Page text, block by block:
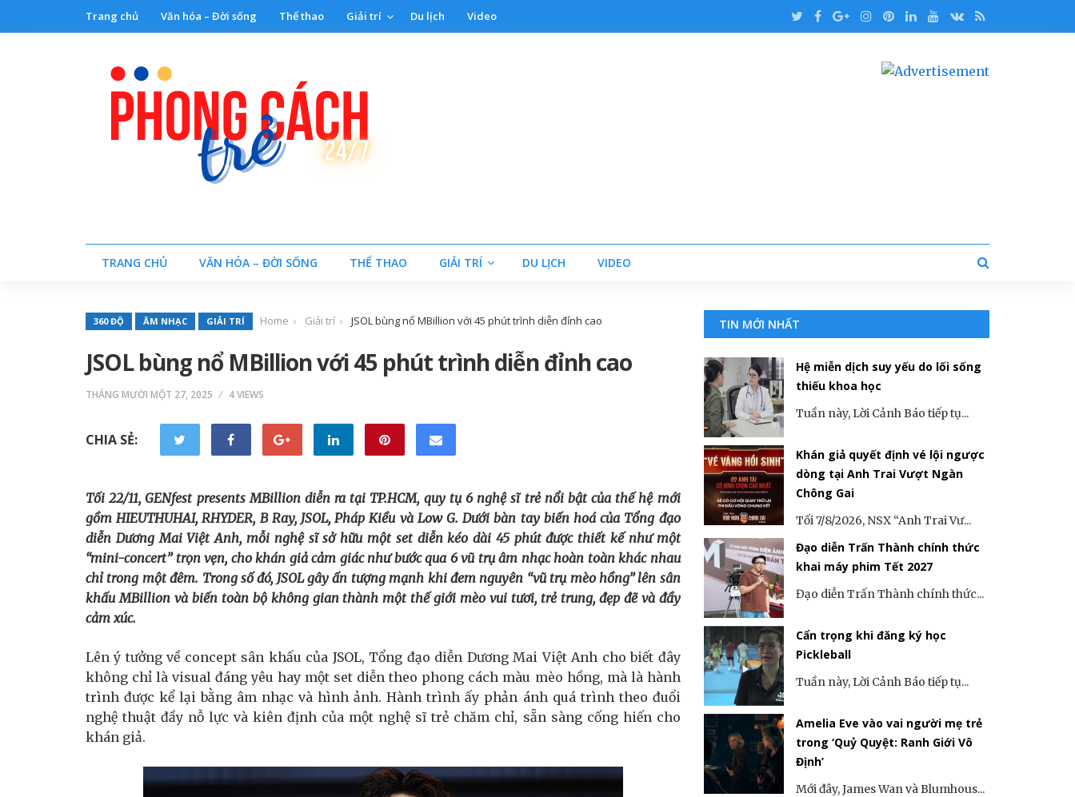
Trang chủ Văn hóa – Đời sống Thể thao Giải trí Du lịch Video
TRANG CHỦ VĂN HÓA – ĐỜI SỐNG THỂ THAO GIẢI TRÍ DU LỊCH VIDEO
360 ĐỘ ÂM NHẠC GIẢI TRÍ Home Giải trí JSOL bùng nổ MBillion với 45 phút trình diễn đỉnh cao
JSOL bùng nổ MBillion với 45 phút trình diễn đỉnh cao
THÁNG MƯỜI MỘT 27, 2025 4 VIEWS
CHIA SẺ:
Tối 22/11, GENfest presents MBillion diễn ra tại TP.HCM, quy tụ 6 nghệ sĩ trẻ nổi bật của thế hệ mới
gồm HIEUTHUHAI, RHYDER, B Ray, JSOL, Pháp Kiều và Low G. Dưới bàn tay biến hoá của Tổng đạo
diễn Dương Mai Việt Anh, mỗi nghệ sĩ sở hữu một set diễn kéo dài 45 phút được thiết kế như một
“mini-concert” trọn vẹn, cho khán giả cảm giác như bước qua 6 vũ trụ âm nhạc hoàn toàn khác nhau
chỉ trong một đêm. Trong số đó, JSOL gây ấn tượng mạnh khi đem nguyên “vũ trụ mèo hồng” lên sân
khấu MBillion và biến toàn bộ không gian thành một thế giới mèo vui tươi, trẻ trung, đẹp đẽ và đầy
cảm xúc.
Lên ý tưởng về concept sân khấu của JSOL, Tổng đạo diễn Dương Mai Việt Anh cho biết đây
không chỉ là visual đáng yêu hay một set diễn theo phong cách màu mèo hồng, mà là hành
trình được kể lại bằng âm nhạc và hình ảnh. Hành trình ấy phản ánh quá trình theo đuổi
nghệ thuật đầy nỗ lực và kiên định của một nghệ sĩ trẻ chăm chỉ, sẵn sàng cống hiến cho
khán giả.
TIN MỚI NHẤT
Hệ miễn dịch suy yếu do lối sống
thiếu khoa học
Tuần này, Lời Cảnh Báo tiếp tụ...
Khán giả quyết định vé lội ngược
dòng tại Anh Trai Vượt Ngàn
Chông Gai
Tối 7/8/2026, NSX “Anh Trai Vư...
Đạo diễn Trấn Thành chính thức
khai máy phim Tết 2027
Đạo diễn Trấn Thành chính thức...
Cẩn trọng khi đăng ký học
Pickleball
Tuần này, Lời Cảnh Báo tiếp tụ...
Amelia Eve vào vai người mẹ trẻ
trong ‘Quỷ Quyệt: Ranh Giới Vô
Định’
Mới đây, James Wan và Blumhous...